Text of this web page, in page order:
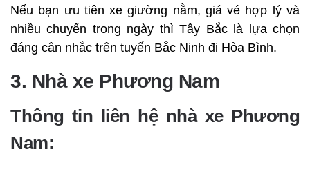
Nếu bạn ưu tiên xe giường nằm, giá vé hợp lý và
nhiều chuyến trong ngày thì Tây Bắc là lựa chọn
đáng cân nhắc trên tuyến Bắc Ninh đi Hòa Bình.
3. Nhà xe Phương Nam
Thông tin liên hệ nhà xe Phương
Nam: